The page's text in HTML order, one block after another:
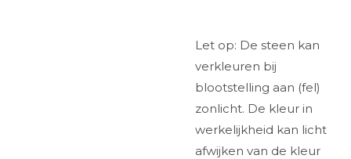
Let op: De steen kan
verkleuren bij
blootstelling aan (fel)
zonlicht. De kleur in
werkelijkheid kan licht
afwijken van de kleur